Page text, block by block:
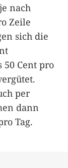
nach
Zeile
sich die
Cent pro
per
dann
Tag.